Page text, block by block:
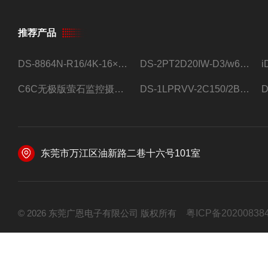
推荐产品
DS-8864N-R16/4K-16×4T/希捷16盘位录像机 DS-2PT2D20IW-D3/w64路高清硬盘录像机
C6C无极版萤石监控摄像头 DS-1LPRVV-2C150/2B监控室外夜视高清电源线护套线200米/卷
东莞市万江区油新路二巷十六号101室
© 2026 东莞广恩电子有限公司 版权所有 粤ICP备